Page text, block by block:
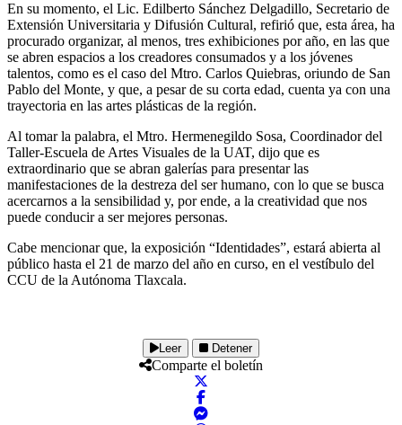
En su momento, el Lic. Edilberto Sánchez Delgadillo, Secretario de
Extensión Universitaria y Difusión Cultural, refirió que, esta área, ha
procurado organizar, al menos, tres exhibiciones por año, en las que
se abren espacios a los creadores consumados y a los jóvenes
talentos, como es el caso del Mtro. Carlos Quiebras, oriundo de San
Pablo del Monte, y que, a pesar de su corta edad, cuenta ya con una
trayectoria en las artes plásticas de la región.
Al tomar la palabra, el Mtro. Hermenegildo Sosa, Coordinador del
Taller-Escuela de Artes Visuales de la UAT, dijo que es
extraordinario que se abran galerías para presentar las
manifestaciones de la destreza del ser humano, con lo que se busca
acercarnos a la sensibilidad y, por ende, a la creatividad que nos
puede conducir a ser mejores personas.
Cabe mencionar que, la exposición “Identidades”, estará abierta al
público hasta el 21 de marzo del año en curso, en el vestíbulo del
CCU de la Autónoma Tlaxcala.
Leer Detener
Comparte el boletín